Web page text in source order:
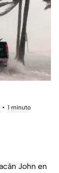
1 minuto
John en